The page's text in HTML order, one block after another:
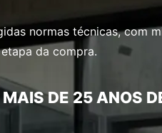
normas técnicas, com
da compra.
DE 25 ANOS